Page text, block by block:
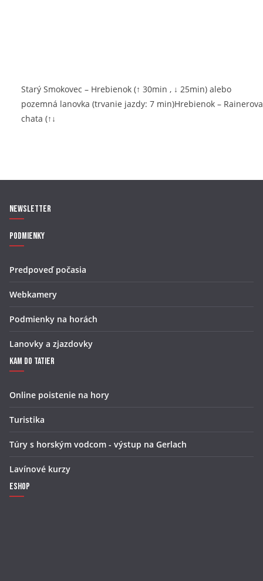
Starý Smokovec – Hrebienok (↑ 30min , ↓ 25min) alebo
pozemná lanovka (trvanie jazdy: 7 min)Hrebienok – Rainerova
chata (↑↓
Newsletter
Podmienky
Predpoveď počasia
Webkamery
Podmienky na horách
Lanovky a zjazdovky
Kam do Tatier
Online poistenie na hory
Turistika
Túry s horským vodcom - výstup na Gerlach
Lavínové kurzy
Eshop